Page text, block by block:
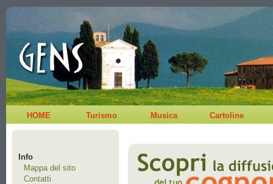
HOME Turismo Musica Cartoline
Info
Mappa del sito
Contatti